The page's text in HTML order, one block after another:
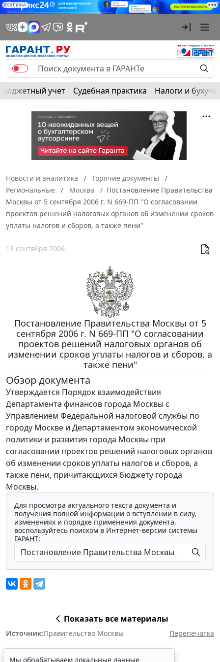
РЕКЛАМА
Бюджетный учет Судебная практика Налоги и
Новости и аналитика
Горячие документы
Региональные
Москва
Постановление Правительства
Москвы от 5 сентября 2006 г. N 669-ПП "О согласовании
проектов решений налоговых органов об изменении сроков
уплаты налогов и сборов, а также пени"
13 сентября 2006
Постановление Правительства Москвы от 5
сентября 2006 г. N 669-ПП "О согласовании
проектов решений налоговых органов об
изменении сроков уплаты налогов и сборов, а
также пени"
Обзор документа
Утверждается Порядок взаимодействия
Департамента финансов города Москвы с
Управлением Федеральной налоговой службы по
городу Москве и Департаментом экономической
политики и развития города Москвы при
согласовании проектов решений налоговых органов
об изменении сроков уплаты налогов и сборов, а
также пени, причитающихся бюджету города
Москвы.
Для просмотра актуального текста документа и
получения полной информации о вступлении в силу,
изменениях и порядке применения документа,
воспользуйтесь поиском в Интернет-версии системы
ГАРАНТ:
Показать все материалы
Источник:Правительство Москвы Перепечатка
Мы обрабатываем локальные данные